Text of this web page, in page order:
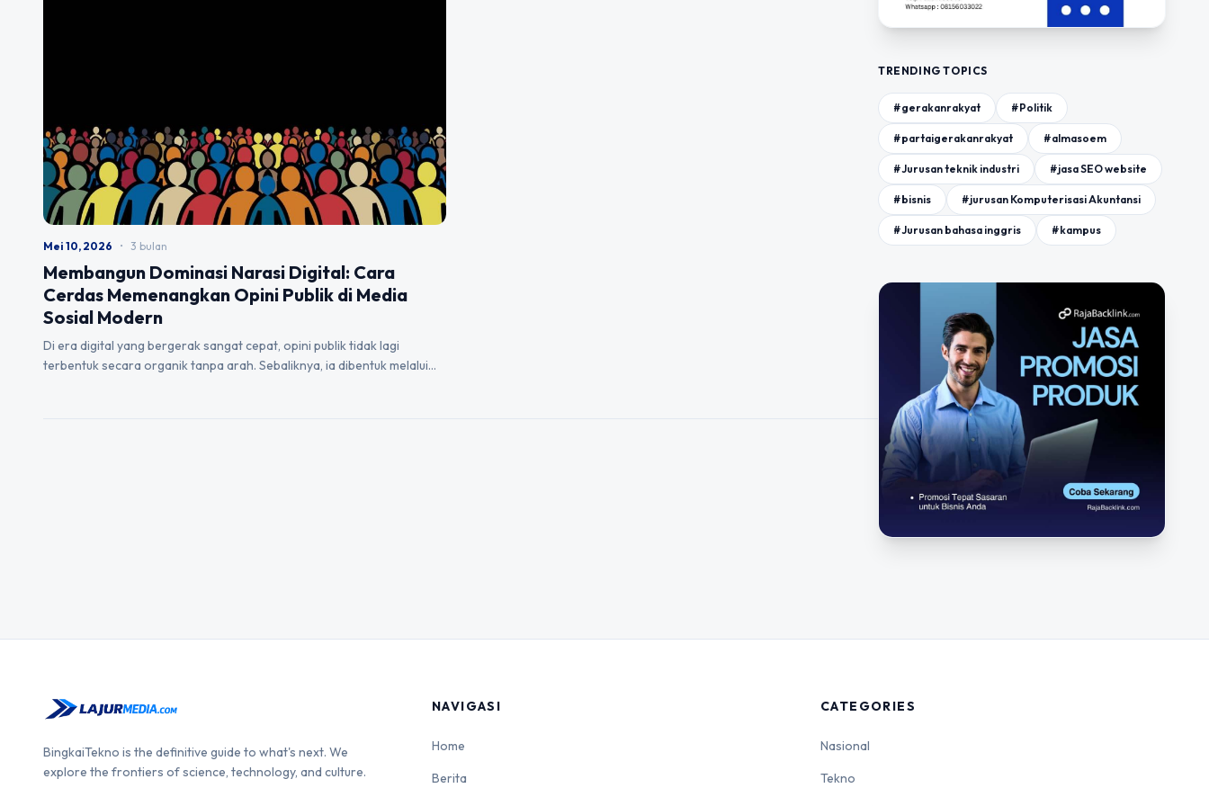
Mei 10, 2026 • 3 bulan
Membangun Dominasi Narasi Digital: Cara
Cerdas Memenangkan Opini Publik di Media
Sosial Modern
Di era digital yang bergerak sangat cepat, opini publik tidak lagi
terbentuk secara organik tanpa arah. Sebaliknya, ia dibentuk melalui…
TRENDING TOPICS
#gerakanrakyat #Politik
#partaigerakanrakyat #almasoem
#Jurusan teknik industri #jasa SEO website
#bisnis #jurusan Komputerisasi Akuntansi
#Jurusan bahasa inggris #kampus
BingkaiTekno is the definitive guide to what's next. We
explore the frontiers of science, technology, and culture.
NAVIGASI
Home
Berita
CATEGORIES
Nasional
Tekno